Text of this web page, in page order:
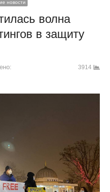
новости
волна
в защиту
3914